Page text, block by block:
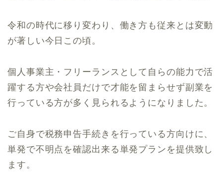
令和の時代に移り変わり、働き方も従来とは変動
が著しい今日この頃。
個人事業主・フリーランスとして自らの能力で活
躍する方や会社員だけで才能を留まらせず副業を
行っている方が多く見られるようになりました。
ご自身で税務申告手続きを行っている方向けに、
単発で不明点を確認出来る単発プランを提供致し
ます。